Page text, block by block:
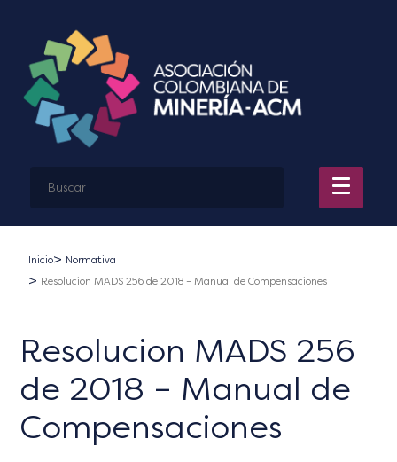
Inicio
Normativa
Resolucion MADS 256 de 2018 – Manual de Compensaciones
Resolucion MADS 256
de 2018 – Manual de
Compensaciones